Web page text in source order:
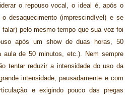
o repouso vocal, o ideal é, após o
desaquecimento (imprescindível) e se
pelo mesmo tempo que sua voz foi
após um show de duas horas, 50
aula de 50 minutos, etc.). Nem sempre
tentar reduzir a intensidade do uso da
intensidade, pausadamente e com
e exigindo pouco das pregas